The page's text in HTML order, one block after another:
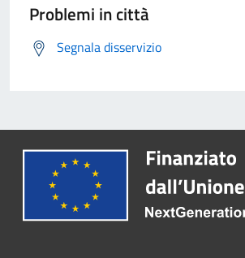
Problemi in città
Segnala disservizio